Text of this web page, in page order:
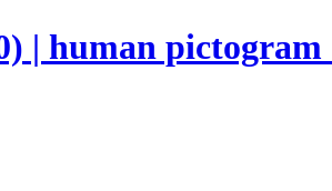
| human pictogram